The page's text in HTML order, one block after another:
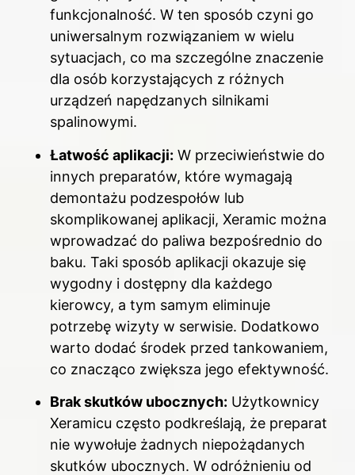
funkcjonalność. W ten sposób czyni go
uniwersalnym rozwiązaniem w wielu
sytuacjach, co ma szczególne znaczenie
dla osób korzystających z różnych
urządzeń napędzanych silnikami
spalinowymi.
Łatwość aplikacji: W przeciwieństwie do
innych preparatów, które wymagają
demontażu podzespołów lub
skomplikowanej aplikacji, Xeramic można
wprowadzać do paliwa bezpośrednio do
baku. Taki sposób aplikacji okazuje się
wygodny i dostępny dla każdego
kierowcy, a tym samym eliminuje
potrzebę wizyty w serwisie. Dodatkowo
warto dodać środek przed tankowaniem,
co znacząco zwiększa jego efektywność.
Brak skutków ubocznych: Użytkownicy
Xeramicu często podkreślają, że preparat
nie wywołuje żadnych niepożądanych
skutków ubocznych. W odróżnieniu od